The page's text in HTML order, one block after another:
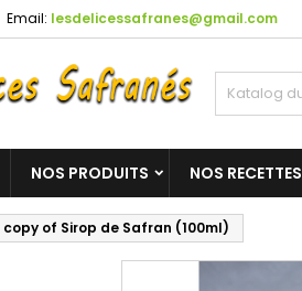
Email: lesdelicessafranes@gmail.com
NOS PRODUITS NOS RECETTES
copy of Sirop de Safran (100ml)